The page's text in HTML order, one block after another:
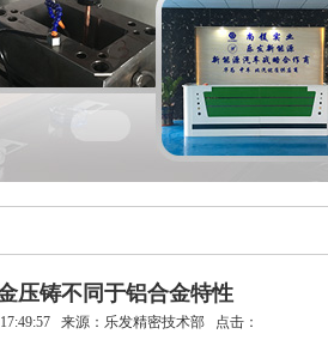
压铸不同于铝合金特性
17:49:57 来源：乐发精密技术部 点击：